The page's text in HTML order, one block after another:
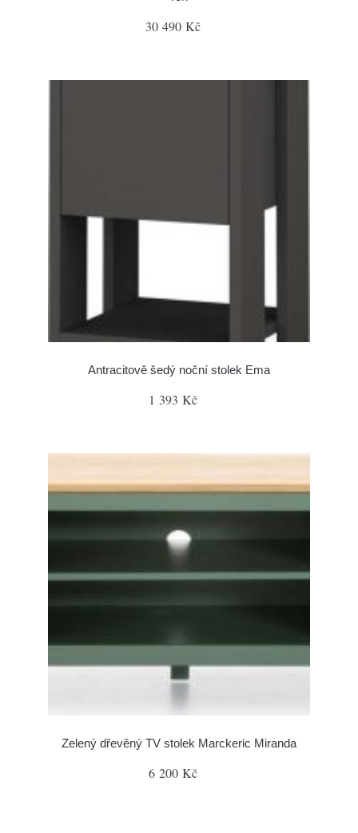
30 490 Kč
Antracitově šedý noční stolek Ema
1 393 Kč
Zelený dřevěný TV stolek Marckeric Miranda
6 200 Kč